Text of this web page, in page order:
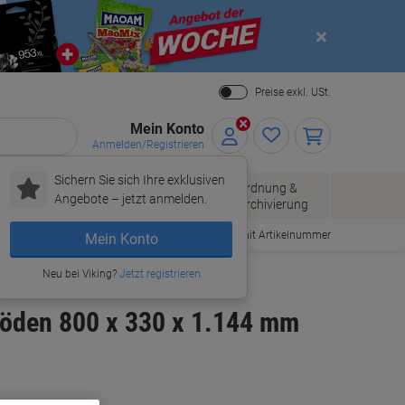
Close
Preise exkl. USt.
Mein Konto
Anmelden/Registrieren
Sichern Sie sich Ihre exklusiven
Angebote – jetzt anmelden.
Mein Konto
Neu bei Viking?Jetzt registrieren
Papier, Versand
& Pakete
Bürobedarf
Ordnung &
Archivierung
Bestellen mit Artikelnummer
800 x 330 x 1.144 mm